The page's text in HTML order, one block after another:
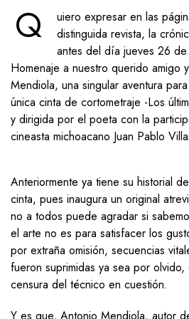
Q
uiero expresar en las
distinguida revista, la
antes del día jueves 26
Homenaje a nuestro querido amigo
Mendiola, una singular aventura
única cinta de cortometraje -Los
y dirigida por el poeta con la
cineasta michoacano Juan Pablo
Anteriormente ya tiene su historial
cinta, pues inaugura un original
no a todos puede agradar si
el arte no es para satisfacer los
por extraña omisión, secuencias
fueron suprimidas ya sea por
censura del técnico en cuestión.